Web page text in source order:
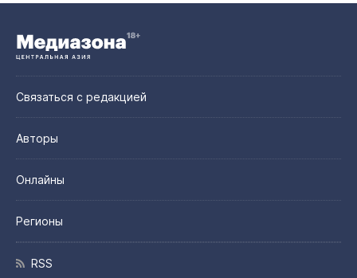
Связаться с редакцией
Авторы
Онлайны
Регионы
RSS